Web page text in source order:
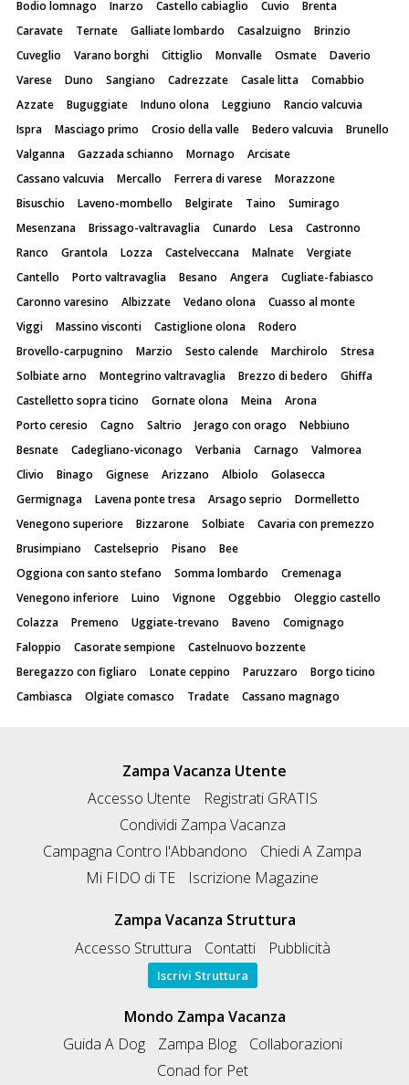
Bodio lomnago
Inarzo Castello cabiaglio Cuvio
Brenta
Caravate
Ternate Galliate lombardo Casalzuigno
Brinzio
Cuveglio
Varano borghi Cittiglio Monvalle Osmate
Daverio
Varese
Duno Sangiano Cadrezzate Casale litta
Comabbio
Azzate
Buguggiate Induno olona Leggiuno
Rancio valcuvia
Ispra
Masciago primo Crosio della valle Bedero valcuvia
Brunello
Valganna
Gazzada schianno Mornago
Arcisate
Cassano valcuvia
Mercallo Ferrera di varese
Morazzone
Bisuschio
Laveno-mombello Belgirate Taino
Sumirago
Mesenzana
Brissago-valtravaglia Cunardo Lesa
Castronno
Ranco
Grantola Lozza Castelveccana Malnate
Vergiate
Cantello
Porto valtravaglia Besano Angera
Cugliate-fabiasco
Caronno varesino
Albizzate Vedano olona
Cuasso al monte
Viggi
Massino visconti Castiglione olona
Rodero
Brovello-carpugnino
Marzio Sesto calende Marchirolo
Stresa
Solbiate arno
Montegrino valtravaglia Brezzo di bedero
Ghiffa
Castelletto sopra ticino
Gornate olona Meina
Arona
Porto ceresio
Cagno Saltrio Jerago con orago
Nebbiuno
Besnate
Cadegliano-viconago Verbania Carnago
Valmorea
Clivio
Binago Gignese Arizzano Albiolo
Golasecca
Germignaga
Lavena ponte tresa Arsago seprio
Dormelletto
Venegono superiore
Bizzarone Solbiate
Cavaria con premezzo
Brusimpiano
Castelseprio Pisano
Bee
Oggiona con santo stefano
Somma lombardo
Cremenaga
Venegono inferiore
Luino Vignone Oggebbio
Oleggio castello
Colazza
Premeno Uggiate-trevano Baveno
Comignago
Faloppio
Casorate sempione
Castelnuovo bozzente
Beregazzo con figliaro
Lonate ceppino Paruzzaro
Borgo ticino
Cambiasca
Olgiate comasco Tradate Cassano magnago
Zampa Vacanza Utente
Accesso Utente
Registrati GRATIS
Condividi Zampa Vacanza
Campagna Contro l'Abbandono
Chiedi A Zampa
Mi FIDO di TE
Iscrizione Magazine
Zampa Vacanza Struttura
Accesso Struttura
Contatti Pubblicità
Iscrivi Struttura
Mondo Zampa Vacanza
Guida A Dog
Zampa Blog
Collaborazioni
Conad for Pet